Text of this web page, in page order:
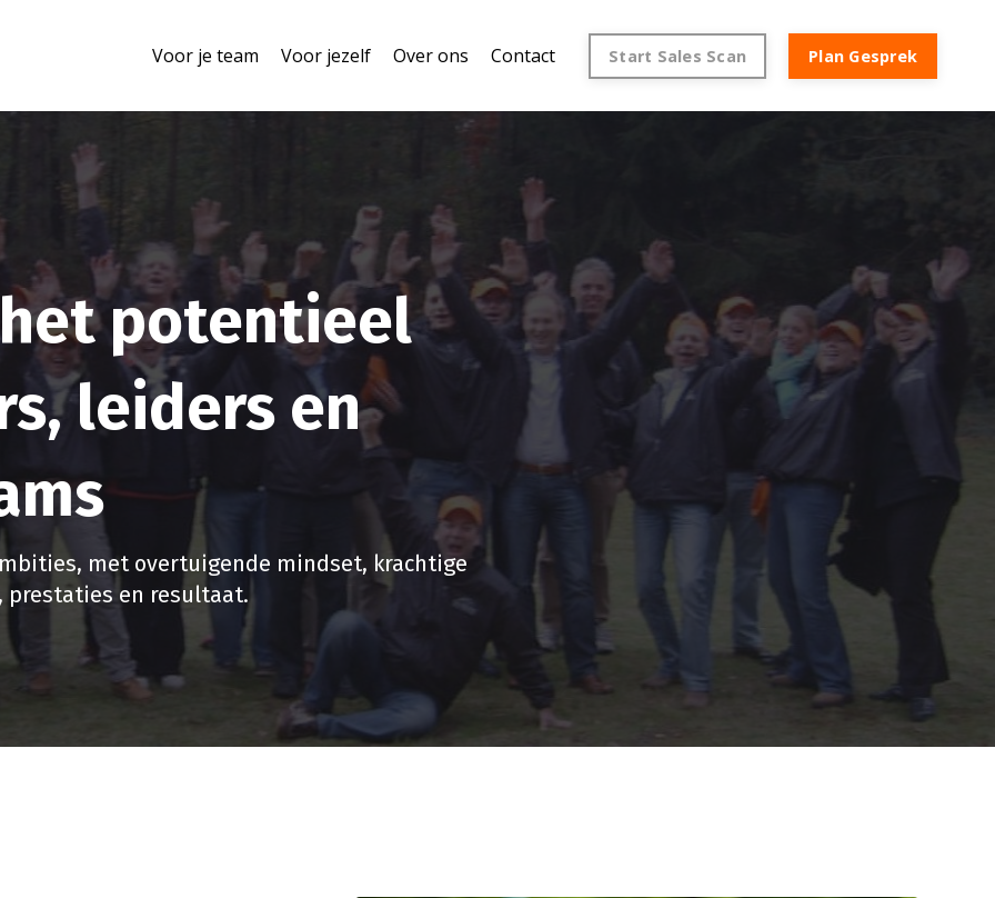
Voor je team Voor jezelf Over ons Contact Start Sales Scan Plan Gesprek
potentieel
leiders en
met overtuigende mindset, krachtige
prestaties en resultaat.